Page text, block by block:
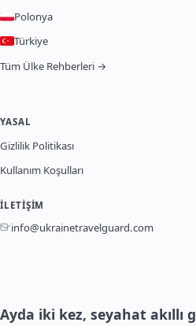
Polonya
Türkiye
Tüm Ülke Rehberleri →
YASAL
Gizlilik Politikası
Kullanım Koşulları
İLETIŞIM
info@ukrainetravelguard.com
Ayda iki kez, seyahat akıllı